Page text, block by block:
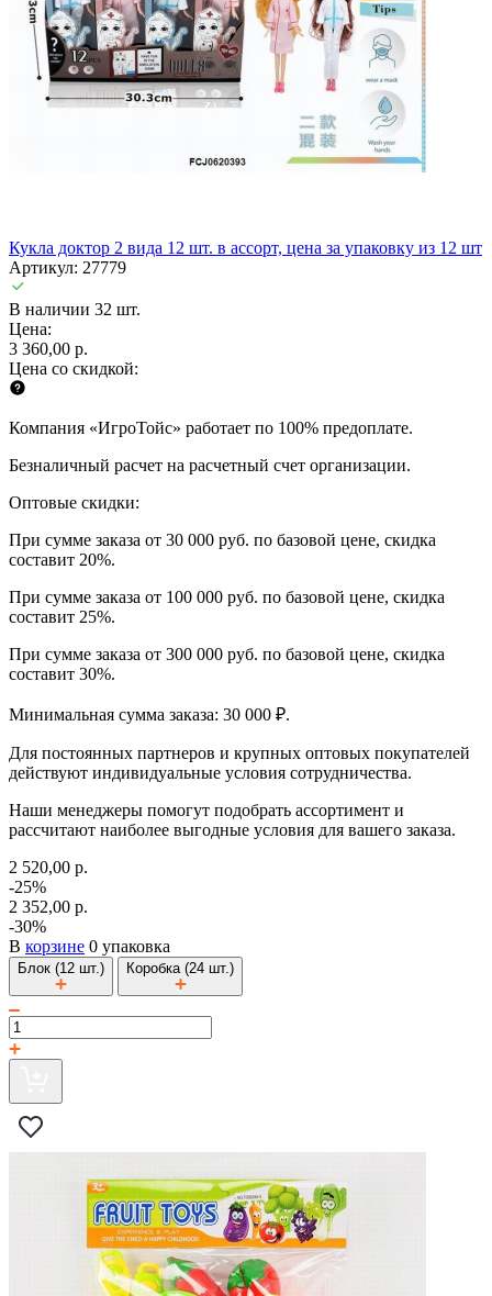
Кукла доктор 2 вида 12 шт. в ассорт, цена за упаковку из 12 шт
Артикул: 27779
В наличии 32 шт.
Цена:
3 360,00 р.
Цена со скидкой:
Компания «ИгроТойс» работает по 100% предоплате.
Безналичный расчет на расчетный счет организации.
Оптовые скидки:
При сумме заказа от 30 000 руб. по базовой цене, скидка
составит 20%.
При сумме заказа от 100 000 руб. по базовой цене, скидка
составит 25%.
При сумме заказа от 300 000 руб. по базовой цене, скидка
составит 30%.
Минимальная сумма заказа: 30 000 ₽.
Для постоянных партнеров и крупных оптовых покупателей
действуют индивидуальные условия сотрудничества.
Наши менеджеры помогут подобрать ассортимент и
рассчитают наиболее выгодные условия для вашего заказа.
2 520,00 р.
-25%
2 352,00 р.
-30%
В корзине 0 упаковка
Блок (12 шт.) Коробка (24 шт.)